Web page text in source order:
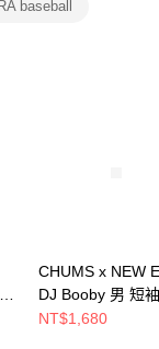
同意方可使用
本公司不負相關責
baseball
CHUMS x NEW
DJ Booby 男 短
白色
NT$1,680